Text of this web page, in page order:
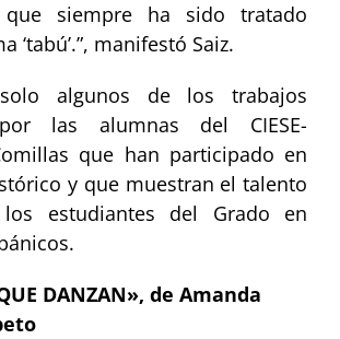
que siempre ha sido tratado
‘tabú’.”, manifestó Saiz.
algunos de los trabajos
las alumnas del CIESE-
que han participado en
y que muestran el talento
estudiantes del Grado en
DANZAN», de Amanda